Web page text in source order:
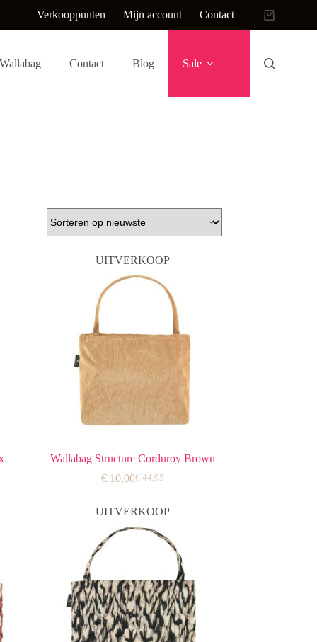
Verkooppunten Mijn account Contact
Contact Blog Sale
UITVERKOOP
Wallabag Structure Corduroy Brown
€44,95
Oorspronkelijke
was:
€ 10,00Huidige
is:
UITVERKOOP